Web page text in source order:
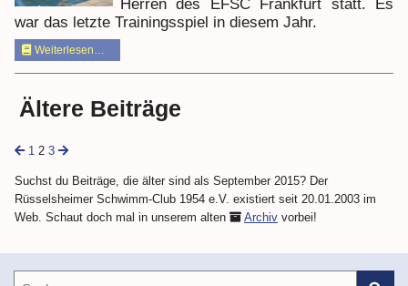
Herren des EFSC Frankfurt statt. Es
war das letzte Trainingsspiel in diesem Jahr.
Weiterlesen…
Ältere Beiträge
1 2 3
Suchst du Beiträge, die älter sind als September 2015? Der
Rüsselsheimer Schwimm-Club 1954 e.V. existiert seit 20.01.2003 im
Web. Schaut doch mal in unserem alten
Archiv vorbei!